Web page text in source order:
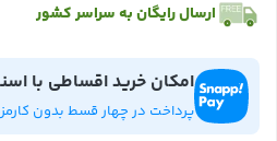
ارسال رایگان به سراسر کشور
امکان خرید اقساطی با
پرداخت در چهار قسط بدون